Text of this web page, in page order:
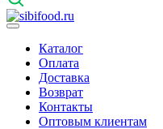
Каталог
Оплата
Доставка
Возврат
Контакты
Оптовым клиентам